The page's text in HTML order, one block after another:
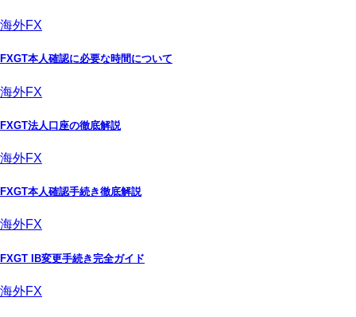
海外FX
FXGT本人確認に必要な時間について
海外FX
FXGT法人口座の徹底解説
海外FX
FXGT本人確認手続き徹底解説
海外FX
FXGT IB変更手続き完全ガイド
海外FX